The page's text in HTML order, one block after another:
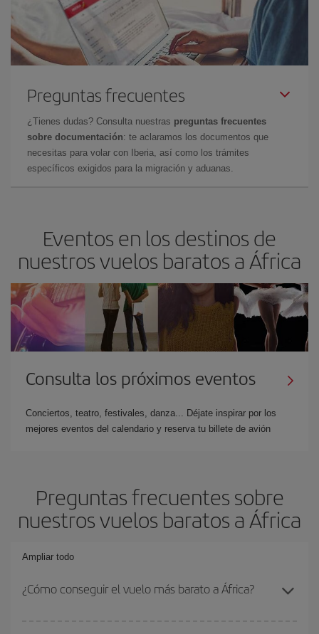
Preguntas frecuentes
¿Tienes dudas? Consulta nuestras preguntas frecuentes
sobre documentación: te aclaramos los documentos que
necesitas para volar con Iberia, así como los trámites
específicos exigidos para la migración y aduanas.
Eventos en los destinos de
nuestros vuelos baratos a África
Consulta los próximos eventos
Conciertos, teatro, festivales, danza... Déjate inspirar por los
mejores eventos del calendario y reserva tu billete de avión
Preguntas frecuentes sobre
nuestros vuelos baratos a África
Ampliar todo
¿Cómo conseguir el vuelo más barato a África?